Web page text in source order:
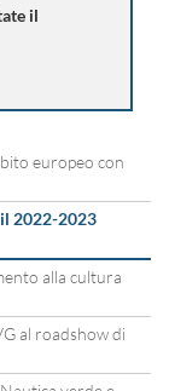
il
europeo con
2022-2023
alla cultura
al roadshow di